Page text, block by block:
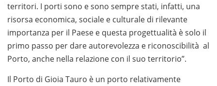
territori. I porti sono e sono sempre stati, infatti, una
risorsa economica, sociale e culturale di rilevante
importanza per il Paese e questa progettualità è solo il
primo passo per dare autorevolezza e riconoscibilità al
Porto, anche nella relazione con il suo territorio”.
Il Porto di Gioia Tauro è un porto relativamente